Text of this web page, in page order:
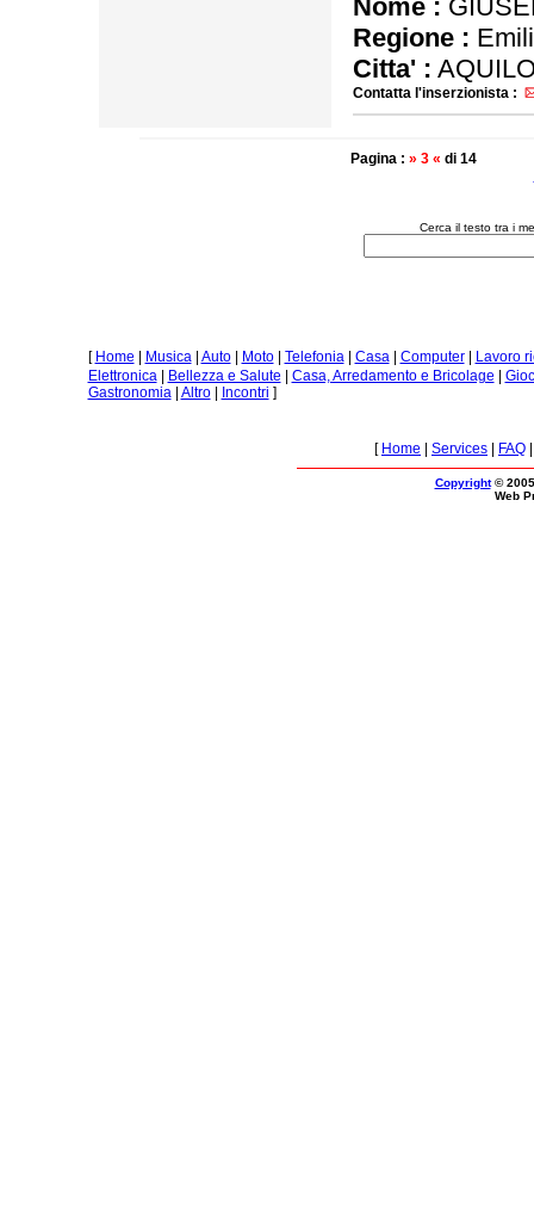
Nome :
Regione :
Citta' :
Contatta l'inserzionista :
Pagina : » 3 « di 14
Cerca il testo tra i
[ Home Musica| Auto| Moto| Telefonia| Casa| Computer|
Lavoro
Elettronica| Bellezza e Salute Casa, Arredamento e Bricolage
Gastronomia| Altro| Incontri ]
[ Home Services FAQ
Copyright©
Web